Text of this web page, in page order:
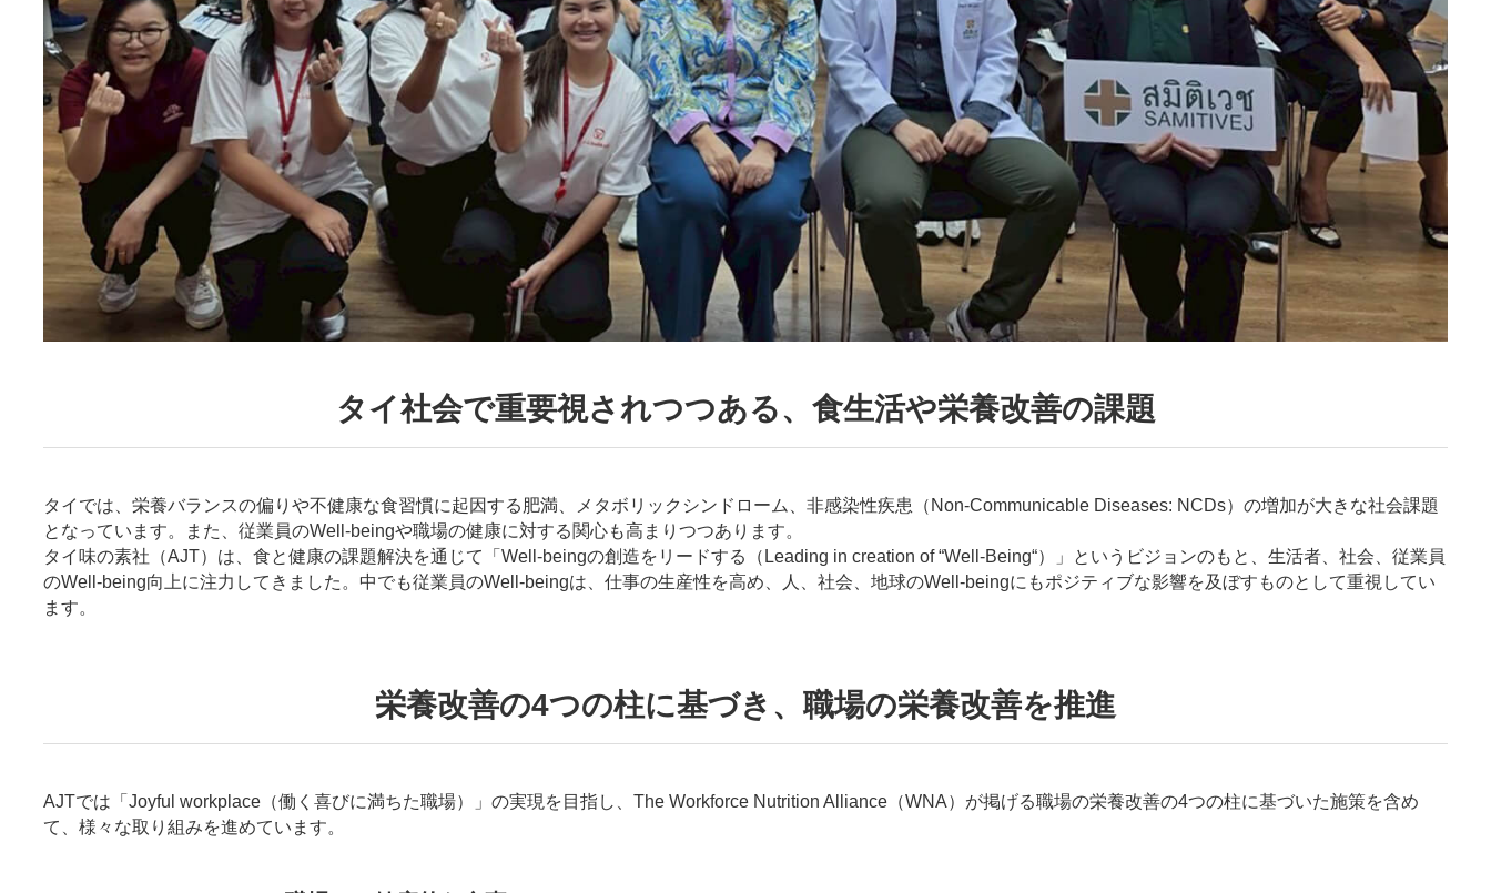
タイ社会で重要視されつつある、食生活や栄養改善の課題
タイでは、栄養バランスの偏りや不健康な食習慣に起因する肥満、メタボリックシンドローム、非感染性疾患（Non-Communicable Diseases: NCDs）の増加が大きな社会課題
となっています。また、従業員のWell-beingや職場の健康に対する関心も高まりつつあります。
タイ味の素社（AJT）は、食と健康の課題解決を通じて「Well-beingの創造をリードする（Leading in creation of “Well-Being“）」というビジョンのもと、生活者、社会、従業員
のWell-being向上に注力してきました。中でも従業員のWell-beingは、仕事の生産性を高め、人、社会、地球のWell-beingにもポジティブな影響を及ぼすものとして重視してい
ます。
栄養改善の4つの柱に基づき、職場の栄養改善を推進
AJTでは「Joyful workplace（働く喜びに満ちた職場）」の実現を目指し、The Workforce Nutrition Alliance（WNA）が掲げる職場の栄養改善の4つの柱に基づいた施策を含め
て、様々な取り組みを進めています。